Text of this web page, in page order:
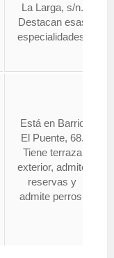
La Larga, s/n.
Destacan esas
especialidades.
Está en Barrio
El Puente, 68.
Tiene terraza
exterior, admite
reservas y
admite perros.